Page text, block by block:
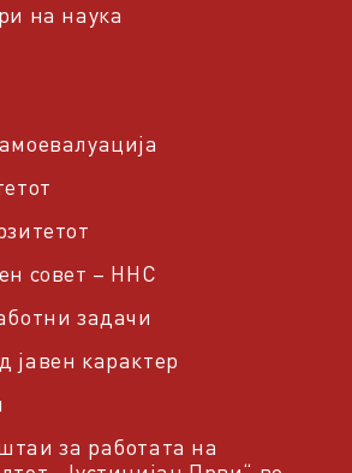
на наука
совет – ННС
задачи
карактер
за работата на